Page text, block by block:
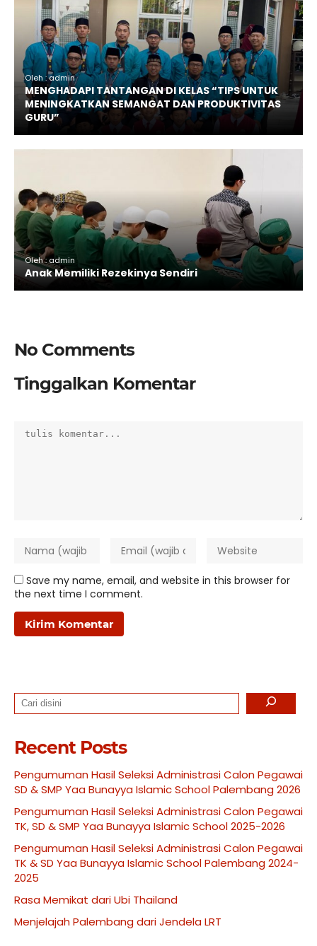
Oleh : admin
MENGHADAPI TANTANGAN DI KELAS “TIPS UNTUK
MENINGKATKAN SEMANGAT DAN PRODUKTIVITAS
GURU”
Oleh : admin
Anak Memiliki Rezekinya Sendiri
No Comments
Tinggalkan Komentar
Save my name, email, and website in this browser for
the next time I comment.
Search
Recent Posts
Pengumuman Hasil Seleksi Administrasi Calon Pegawai
SD & SMP Yaa Bunayya Islamic School Palembang 2026
Pengumuman Hasil Seleksi Administrasi Calon Pegawai
TK, SD & SMP Yaa Bunayya Islamic School 2025-2026
Pengumuman Hasil Seleksi Administrasi Calon Pegawai
TK & SD Yaa Bunayya Islamic School Palembang 2024-
2025
Rasa Memikat dari Ubi Thailand
Menjelajah Palembang dari Jendela LRT